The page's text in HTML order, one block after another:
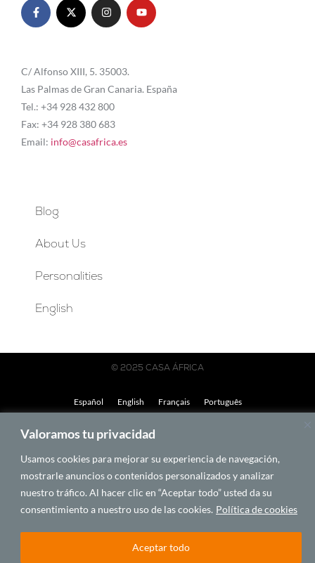
Valoramos tu privacidad
Usamos cookies para mejorar su experiencia de navegación,
mostrarle anuncios o contenidos personalizados y analizar
nuestro tráfico. Al hacer clic en “Aceptar todo” usted da su
consentimiento a nuestro uso de las cookies. Política de cookies
Aceptar todo
C/ Alfonso XIII, 5. 35003.
Las Palmas de Gran Canaria. España
Tel.: +34 928 432 800
Fax: +34 928 380 683
Email: info@casafrica.es
Blog
About Us
Personalities
English
© 2025 CASA ÁFRICA
Español English Français Português
BY LAWA